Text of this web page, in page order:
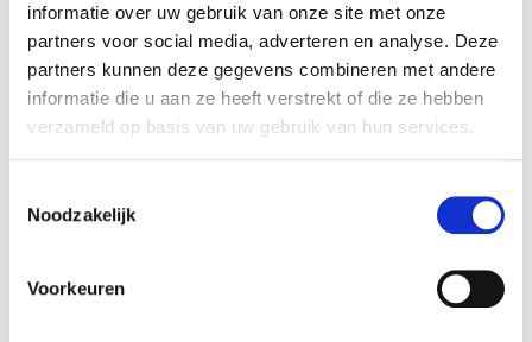
informatie over uw gebruik van onze site met onze
partners voor social media, adverteren en analyse. Deze
partners kunnen deze gegevens combineren met andere
informatie die u aan ze heeft verstrekt of die ze hebben
verzameld op basis van uw gebruik van hun services.
Noodzakelijk
Voorkeuren
Telefoonnummer
Gevonden via
Altijd als 1e op de hoogte van de
nieuwste vacatures als je een job
alert aanmaakt!
Postcode